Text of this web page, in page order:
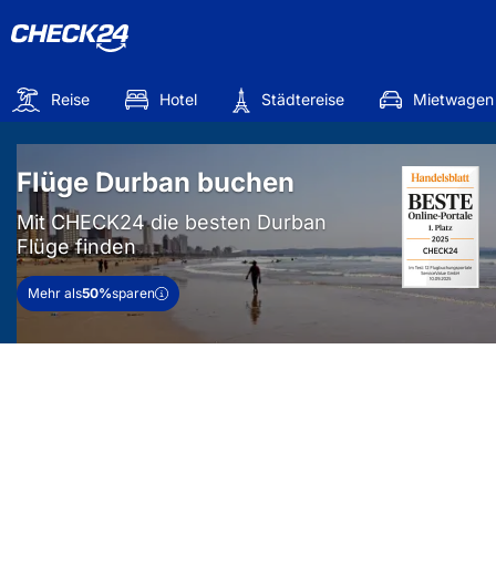
Reise Hotel Städtereise Mietwagen
Flüge Durban buchen
Mit CHECK24 die besten Durban
Flüge finden
Mehr als50%sparen